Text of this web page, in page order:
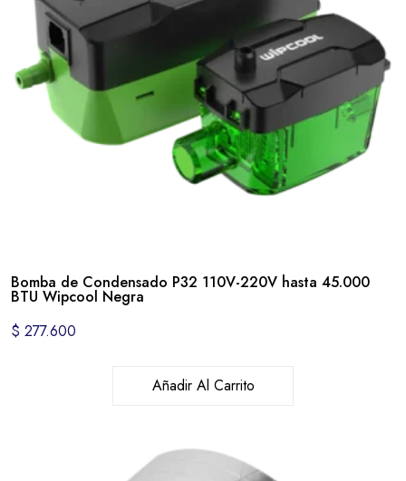
Bomba de Condensado P32 110V-220V hasta 45.000
BTU Wipcool Negra
$ 277.600
Añadir Al Carrito